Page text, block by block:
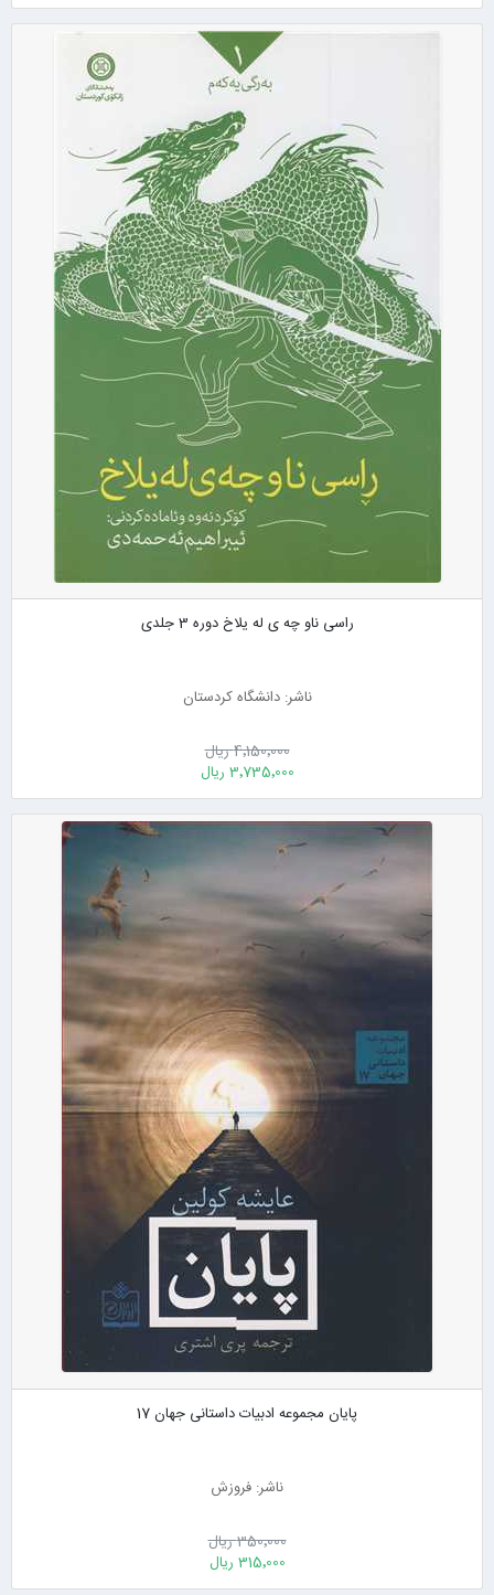
راسی ناو چه ی له یلاخ دوره 3 جلدی
ناشر: دانشگاه کردستان
4٬150٬000 ریال
3٬735٬000 ریال
پایان مجموعه ادبیات داستانی جهان 17
ناشر: فروزش
350٬000 ریال
315٬000 ریال